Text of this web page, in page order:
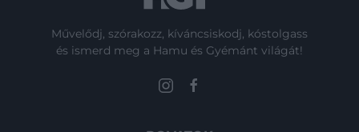
Művelődj, szórakozz, kíváncsiskodj, kóstolgass
és ismerd meg a Hamu és Gyémánt világát!